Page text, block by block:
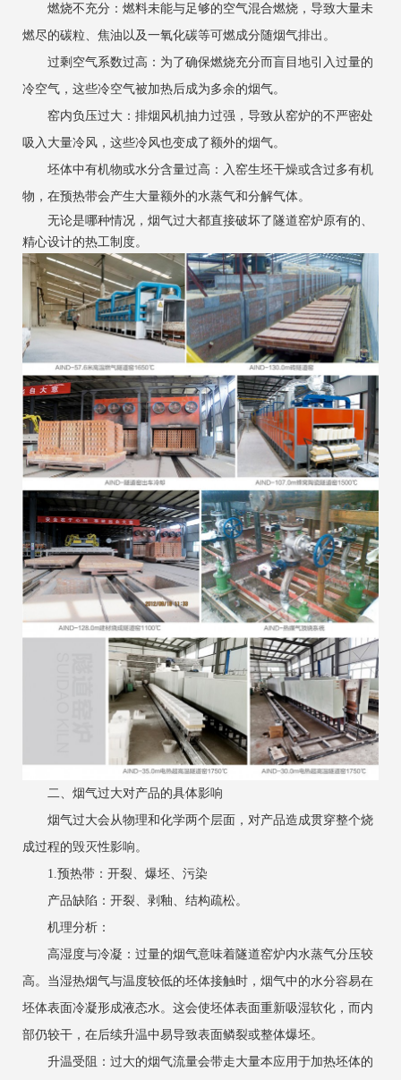
燃烧不充分：燃料未能与足够的空气混合燃烧，导致大量未
燃尽的碳粒、焦油以及一氧化碳等可燃成分随烟气排出。
过剩空气系数过高：为了确保燃烧充分而盲目地引入过量的
冷空气，这些冷空气被加热后成为多余的烟气。
窑内负压过大：排烟风机抽力过强，导致从窑炉的不严密处
吸入大量冷风，这些冷风也变成了额外的烟气。
坯体中有机物或水分含量过高：入窑生坯干燥或含过多有机
物，在预热带会产生大量额外的水蒸气和分解气体。
无论是哪种情况，烟气过大都直接破坏了隧道窑炉原有的、
精心设计的热工制度。
二、烟气过大对产品的具体影响
烟气过大会从物理和化学两个层面，对产品造成贯穿整个烧
成过程的毁灭性影响。
1.预热带：开裂、爆坯、污染
产品缺陷：开裂、剥釉、结构疏松。
机理分析：
高湿度与冷凝：过量的烟气意味着隧道窑炉内水蒸气分压较
高。当湿热烟气与温度较低的坯体接触时，烟气中的水分容易在
坯体表面冷凝形成液态水。这会使坯体表面重新吸湿软化，而内
部仍较干，在后续升温中易导致表面鳞裂或整体爆坯。
升温受阻：过大的烟气流量会带走大量本应用于加热坯体的